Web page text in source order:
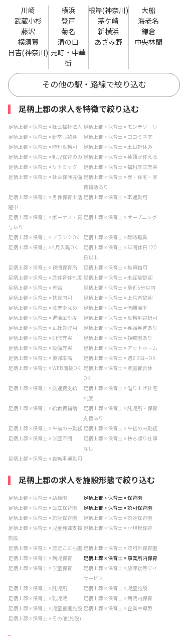
川崎 横浜 根岸(神奈川)
大船
武蔵小杉
登戸 茅ケ崎
海老名
藤沢
菊名 新横浜
鎌倉
横須賀
溝の口 あざみ野
中央林間
日吉(神奈川) 元町・中華
街
その他の駅・路線で絞り込む
足柄上郡の求人を特徴で絞り込む
足柄上郡 × 保育士 × 社会福祉法人 足柄上郡 × 保育士 × モンテソーリ
足柄上郡 × 保育士 × 新卒も歓迎
足柄上郡 × 保育士 × ヨコミネ式
足柄上郡 × 保育士 × 時短勤務可
足柄上郡 × 保育士 × 土日祝休み
足柄上郡 × 保育士 × 乳児保育のみ 足柄上郡 × 保育士 × 英語が使える
足柄上郡 × 保育士 × リトミック
足柄上郡 × 保育士 × 福利厚生充実
足柄上郡 × 保育士 × 社会保険完備 足柄上郡 × 保育士 × 寮・住宅・家
賃補助あり
足柄上郡 × 保育士 × 男性保育士活
躍中
足柄上郡 × 保育士 × 車通勤可
足柄上郡 × 保育士 × ボーナス・賞
与あり
足柄上郡 × 保育士 × オープニング
足柄上郡 × 保育士 × ブランクOK
足柄上郡 × 保育士 × 臨時職員
足柄上郡 × 保育士 × 4月入職OK
足柄上郡 × 保育士 × 年間休日120
日以上
足柄上郡 × 保育士 × 夜間保育所
足柄上郡 × 保育士 × 無資格可
足柄上郡 × 保育士 × 産休育休制度 足柄上郡 × 保育士 × 未経験歓迎
足柄上郡 × 保育士 × 有給
足柄上郡 × 保育士 × 駅近5分以内
足柄上郡 × 保育士 × 扶養内可
足柄上郡 × 保育士 × 上京者歓迎
足柄上郡 × 保育士 × 残業少なめ
足柄上郡 × 保育士 × 低離職率
足柄上郡 × 保育士 × 退職金制度
足柄上郡 × 保育士 × 勤務地選択可
足柄上郡 × 保育士 × 正社員登用
足柄上郡 × 保育士 × 昇給昇進あり
足柄上郡 × 保育士 × 研修充実
足柄上郡 × 保育士 × 複数園あり
足柄上郡 × 保育士 × 設備充実
足柄上郡 × 保育士 × アットホーム
足柄上郡 × 保育士 × 復帰率高
足柄上郡 × 保育士 × 週2.3日~OK
足柄上郡 × 保育士 × WEB面接OK
足柄上郡 × 保育士 × 家庭都合休
OK
足柄上郡 × 保育士 × 交通費支給
足柄上郡 × 保育士 × 借り上げ社宅
制度
足柄上郡 × 保育士 × 給食費補助
足柄上郡 × 保育士 × 託児所・保育
支援あり
足柄上郡 × 保育士 × 午前のみ勤務 足柄上郡 × 保育士 × 午後のみ勤務
足柄上郡 × 保育士 × 学歴不問
足柄上郡 × 保育士 × 持ち帰り仕事
なし
足柄上郡 × 保育士 × 自転車通勤可
足柄上郡の求人を施設形態で絞り込む
足柄上郡 × 保育士 × 幼稚園
足柄上郡 × 保育士 × 保育園
足柄上郡 × 保育士 × 公立保育園
足柄上郡 × 保育士 × 認可保育園
足柄上郡 × 保育士 × 認証保育園
足柄上郡 × 保育士 × 認定保育園
足柄上郡 × 保育士 × 児童発達支援
施設
足柄上郡 × 保育士 × 小規模保育
足柄上郡 × 保育士 × 認定こども園 足柄上郡 × 保育士 × 認可外保育園
足柄上郡 × 保育士 × 病児保育
足柄上郡 × 保育士 × 事業所内保育
足柄上郡 × 保育士 × 学童保育
足柄上郡 × 保育士 × 放課後等デイ
サービス
足柄上郡 × 保育士 × 託児所
足柄上郡 × 保育士 × 児童施設
足柄上郡 × 保育士 × 乳児院
足柄上郡 × 保育士 × 病院内保育
足柄上郡 × 保育士 × 児童養護施設 足柄上郡 × 保育士 × 企業主導型
足柄上郡 × 保育士 × その他(施設)